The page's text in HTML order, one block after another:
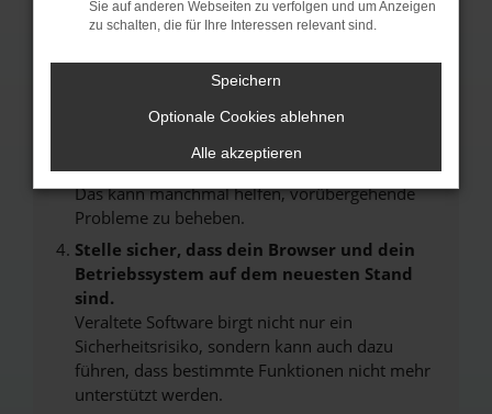
Prüfe deine Browsererweiterungen.
können das Laden bestimmter Seiten
verhindern. Funktioniert die Seite in einem
anderen Browser oder in einem privaten
Starte dein Gerät neu.
Das kann manchmal helfen, vorübergehende
Probleme zu beheben.
Stelle sicher, dass dein Browser und dein
Betriebssystem auf dem neuesten Stand
sind.
Veraltete Software birgt nicht nur ein
Sicherheitsrisiko, sondern kann auch dazu
führen, dass bestimmte Funktionen nicht mehr
unterstützt werden.
Sie auf anderen Webseiten zu verfolgen und um Anzeigen
zu schalten, die für Ihre Interessen relevant sind.
Speichern
Optionale Cookies ablehnen
Alle akzeptieren